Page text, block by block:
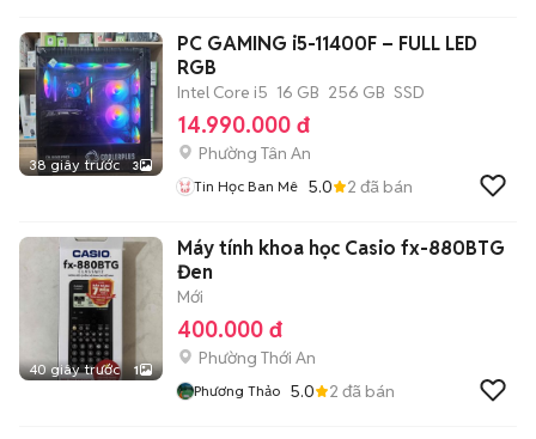
38 giây trước 3
PC GAMING i5-11400F – FULL LED
RGB
Intel Core i5 16 GB 256 GB SSD
14.990.000 đ
Phường Tân An
Tin Học Ban Mê 5.0 2 đã bán
40 giây trước 1
Máy tính khoa học Casio fx-880BTG
Đen
Mới
400.000 đ
Phường Thới An
Phương Thảo 5.0 2 đã bán